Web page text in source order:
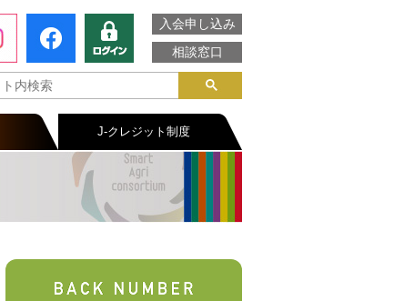
入会申し込み
相談窓口
J-クレジット制度